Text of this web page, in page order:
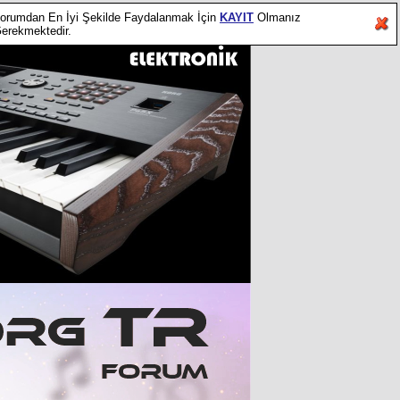
En İyi Şekilde Faydalanmak İçin KAYIT Olmanız